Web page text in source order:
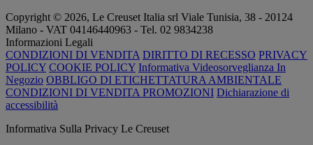
Copyright © 2026, Le Creuset Italia srl ​​Viale Tunisia, 38 - 20124
Milano - VAT 04146440963 - Tel. 02 9834238
Informazioni Legali
CONDIZIONI DI VENDITA DIRITTO DI RECESSO PRIVACY
POLICY COOKIE POLICY Informativa Videosorveglianza In
Negozio OBBLIGO DI ETICHETTATURA AMBIENTALE
CONDIZIONI DI VENDITA PROMOZIONI Dichiarazione di
accessibilità
Informativa Sulla Privacy Le Creuset